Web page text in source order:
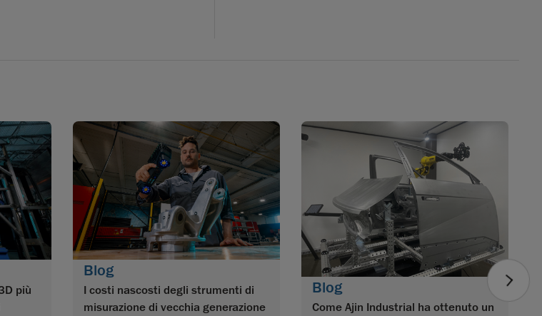
più
Blog
I costi nascosti degli strumenti di
misurazione di vecchia generazione
Blog
Come Ajin Industrial ha ottenuto un